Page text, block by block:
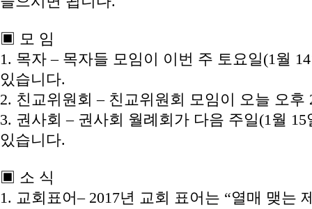
▣ 모 임
1. 목자 – 목자들 모임이 이번 주 토요일(1월
있습니다.
2. 친교위원회 – 친교위원회 모임이 오늘 오
3. 권사회 – 권사회 월례회가 다음 주일(1월
있습니다.
▣ 소 식
1. 교회표어– 2017년 교회 표어는 “열매 맺는